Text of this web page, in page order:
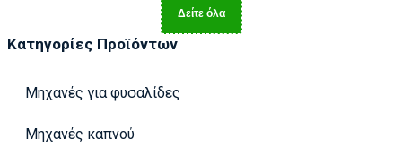
Δείτε όλα
Κατηγορίες Προϊόντων
Μηχανές για φυσαλίδες
Μηχανές καπνού